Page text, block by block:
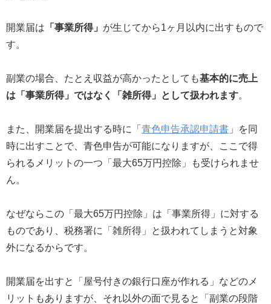
開業届は 「事業所得」 が生じてから1ヶ月以内に出すもので
す。
副業の場合、たとえ収益が高かったとしても基本的に売上
は「事業所得」ではなく「雑所得」として扱われます。
また、開業届を提出する時に「 青色申告承認申請書 」を同
時に出すことで、青色申告が可能になりますが、ここで得
られるメリットの一つ「最大65万円控除」も受けられませ
ん。
なぜならこの「最大65万円控除」は「事業所得」に対する
ものであり、税務署に「雑所得」と扱われてしまうと対象
外になるからです。
開業届を出すと「屋号付きの銀行口座が作れる」などのメ
リットもありますが、それ以外の面で見ると「副業の段階